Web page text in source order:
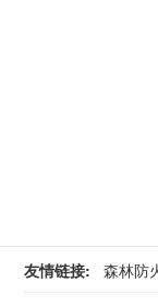
友情链接: 森林防